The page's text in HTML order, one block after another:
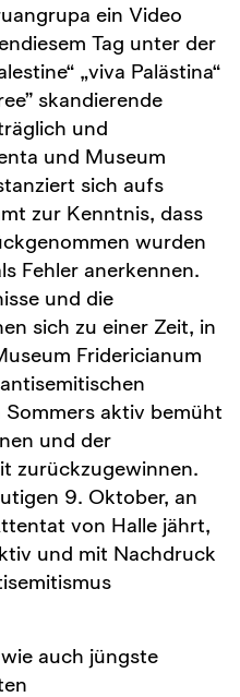
ein Video
Tag unter der
„viva Palästina“
skandierende
und
und Museum
sich aufs
zur Kenntnis, dass
wurden
Fehler anerkennen.
und die
sich zu einer Zeit, in
Fridericianum
aktiv bemüht
und der
zurückzugewinnen.
9. Oktober, an
von Halle jährt,
und mit Nachdruck
auch jüngste